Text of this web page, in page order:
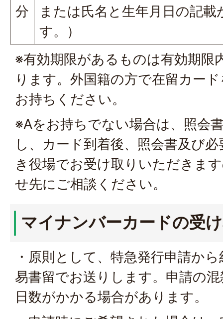
分
または氏名と生年月日の記
す。）
※有効期限があるものは有効期限
ります。外国籍の方で在留カー
お持ちください。
※Aをお持ちでない場合は、照会
し、カード到着後、照会書及び
き役場でお受け取りいただきま
せ先にご相談ください。
マイナンバーカードの受
・原則として、特急発行申請か
易書留でお送りします。申請の
日数がかかる場合があります。